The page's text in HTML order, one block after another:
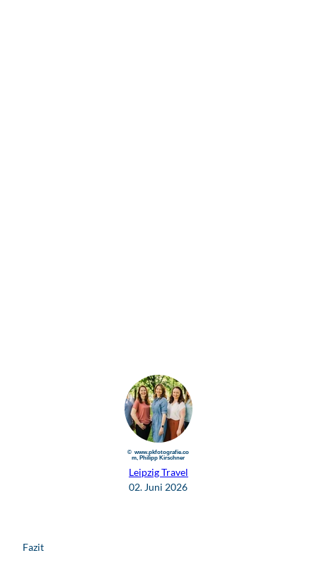
© www.pkfotografie.co
m, Philipp Kirschner
Leipzig Travel
02. Juni 2026
Fazit